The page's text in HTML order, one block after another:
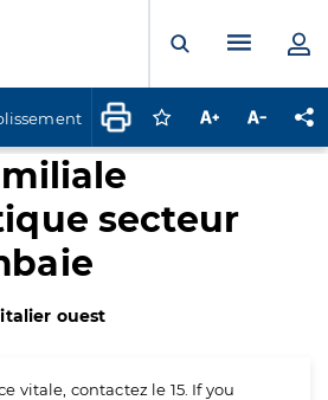
Ouvrir laMenu
Connectez-vous
Augmenter la
secteur
ouest
vitale, contactez le 15. If you